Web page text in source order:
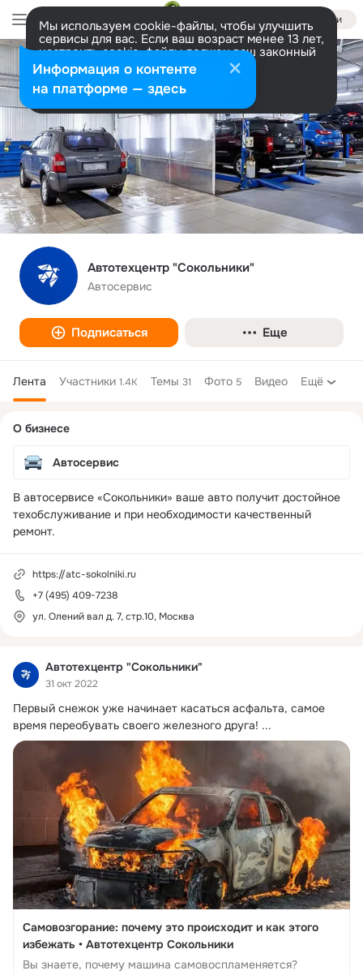
Войти
Мы используем cookie-файлы, чтобы улучшить
сервисы для вас. Если ваш возраст менее 13 лет,
настроить cookie-файлы должен ваш законный
представитель. Больше информации
Разрешить все Настроить
Автотехцентр "Сокольники"
Автосервис
Подписаться Еще
Лента Участники 1.4K Темы 31 Фото 5 Видео Ещё
Автотехцентр "Сокольники"
31 окт 2022
Первый снежок уже начинает касаться асфальта, самое
время переобувать своего железного друга! ...
Самовозгорание: почему это происходит и как этого
избежать • Автотехцентр Сокольники
Вы знаете, почему машина самовоспламеняется?
колонка
О бизнесе
Автосервис
В автосервисе «Сокольники» ваше авто получит достойное
техобслуживание и при необходимости качественный
ремонт.
https://atc-sokolniki.ru
+7 (495) 409-7238
ул. Олений вал д. 7, стр.10, Москва
Информация о контенте
на платформе — здесь